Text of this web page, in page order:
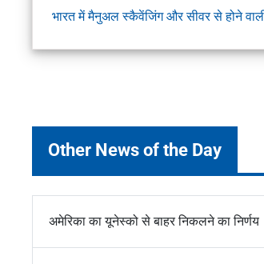
भारत में मैनुअल स्कैवेंजिंग और सीवर से होने
Other News of the Day
अमेरिका का यूनेस्को से बाहर निकलने का निर्णय